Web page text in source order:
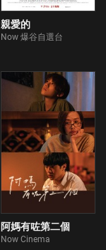
親愛的
Now 爆谷自選台
阿媽有咗第二個
Now Cinema